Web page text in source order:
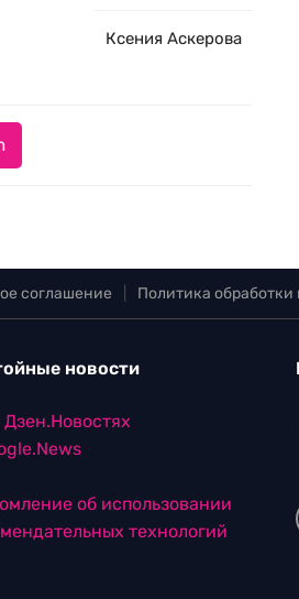
Ксения Аскерова
соглашение Политика
новости
Дзен.Новостях
об использовании
технологий